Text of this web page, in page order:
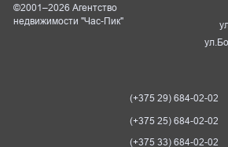
©2001–2026 Агентство
недвижимости "Час-Пик"
(+375 29) 684-02-02
(+375 25) 684-02-02
(+375 33) 684-02-02